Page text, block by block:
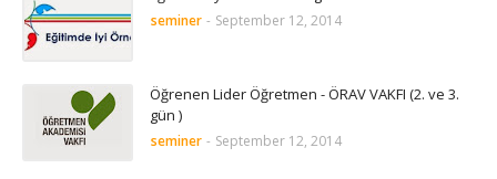
seminer - September 12, 2014
Öğrenen Lider Öğretmen - ÖRAV VAKFI (2. ve 3.
gün )
seminer - September 12, 2014